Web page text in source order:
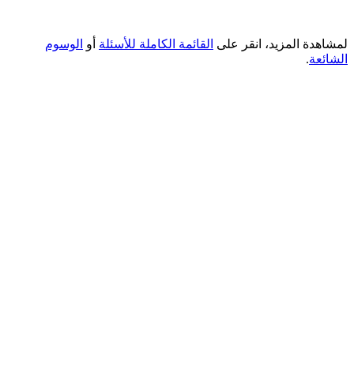
لمشاهدة المزيد، انقر على القائمة الكاملة للأسئلة أو الوسوم
الشائعة.